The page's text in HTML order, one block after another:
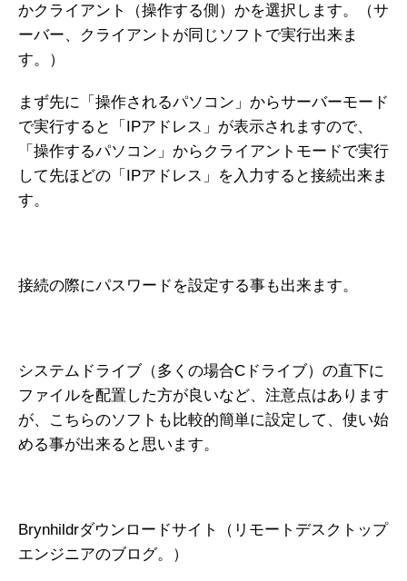
かクライアント（操作する側）かを選択します。（サ
ーバー、クライアントが同じソフトで実行出来ま
す。）
まず先に「操作されるパソコン」からサーバーモード
で実行すると「IPアドレス」が表示されますので、
「操作するパソコン」からクライアントモードで実行
して先ほどの「IPアドレス」を入力すると接続出来ま
す。
接続の際にパスワードを設定する事も出来ます。
システムドライブ（多くの場合Cドライブ）の直下に
ファイルを配置した方が良いなど、注意点はあります
が、こちらのソフトも比較的簡単に設定して、使い始
める事が出来ると思います。
Brynhildrダウンロードサイト（リモートデスクトップ
エンジニアのブログ。）